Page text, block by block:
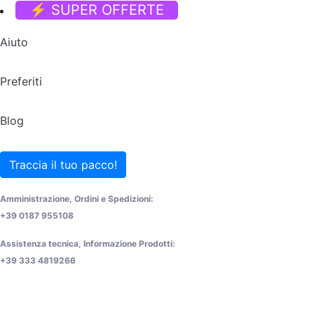
⚡ SUPER OFFERTE
Aiuto
Preferiti
Blog
Traccia il tuo pacco!
Amministrazione, Ordini e Spedizioni:
+39 0187 955108
Assistenza tecnica, Informazione Prodotti:
+39 333 4819266